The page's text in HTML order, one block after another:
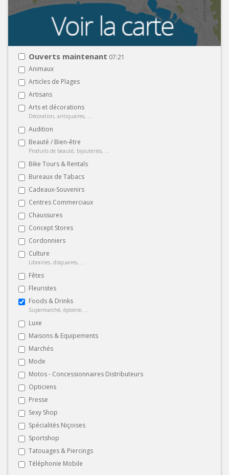
Ouverts maintenant 07:21
Animaux
Articles de Plages
Artisans
Arts et décorations
Décoration, antiquaires, ...
Audition
Beauté / Bien-être
Produits de beauté, bijouteries, ...
Bike Tours & Rentals
Bureaux de Tabacs
Cadeaux-Souvenirs
Centres Commerciaux
Chaussures
Concept Stores
Cordonniers
Culture
Librairies, disquaires, ...
Fêtes
Fleuristes
Foods & Drinks
Supermarché, épicerie, ...
Luxe
Maisons & Equipements
Marchés
Mode
Motos - Concessionnaires Distributeurs
Opticiens
Presse
Sexy Shop
Spécialités Niçoises
Sportshop
Tatouages & Piercings
Téléphonie Mobile